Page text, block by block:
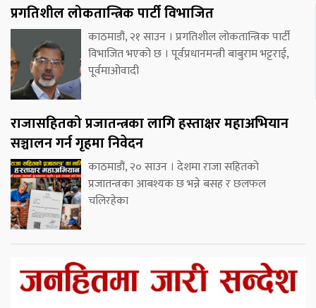
प्रगतिशील लोकतान्त्रिक पार्टी विभाजित
काठमाडौं, २१ साउन । प्रगतिशील लोकतान्त्रिक पार्टी
विभाजित भएको छ । पूर्वप्रधानमन्त्री बाबुराम भट्टराई,
पूर्वमाओवादी
राजासहितको प्रजातन्त्रका लागि हस्ताक्षर महाअभियान
सञ्चालन गर्न गृहमा निवेदन
काठमाडौं, २० साउन । देशमा राजा सहितको
प्रजातन्त्रका आबश्यक छ भन्ने बसह र छलफल
चलिरहेका